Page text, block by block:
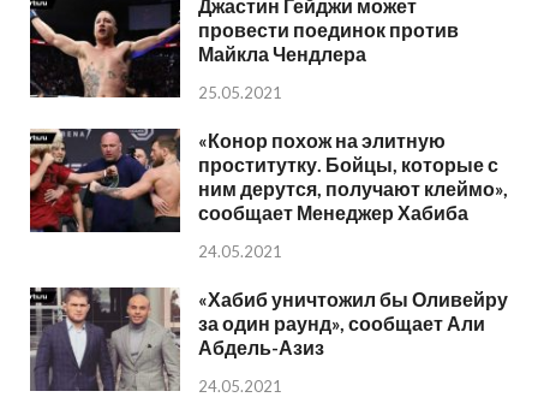
Джастин Гейджи может
провести поединок против
Майкла Чендлера
25.05.2021
«Конор похож на элитную
проститутку. Бойцы, которые с
ним дерутся, получают клеймо»,
сообщает Менеджер Хабиба
24.05.2021
«Хабиб уничтожил бы Оливейру
за один раунд», сообщает Али
Абдель-Азиз
24.05.2021